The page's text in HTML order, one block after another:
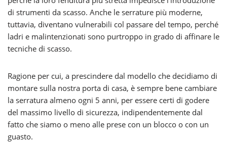
di strumenti da scasso. Anche le serrature più moderne,
tuttavia, diventano vulnerabili col passare del tempo, perché
ladri e malintenzionati sono purtroppo in grado di affinare le
tecniche di scasso.
Ragione per cui, a prescindere dal modello che decidiamo di
montare sulla nostra porta di casa, è sempre bene cambiare
la serratura almeno ogni 5 anni, per essere certi di godere
del massimo livello di sicurezza, indipendentemente dal
fatto che siamo o meno alle prese con un blocco o con un
guasto.